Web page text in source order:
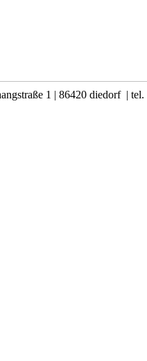
1 | 86420 diedorf | tel.